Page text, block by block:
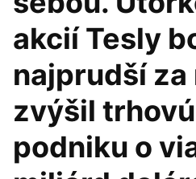
akcií Tesly
najprudší za
zvýšil
podniku o